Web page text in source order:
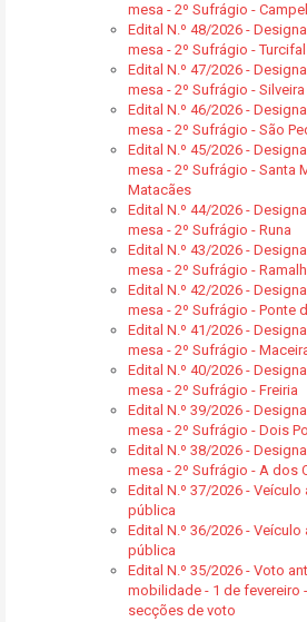
mesa - 2º Sufrágio -
Edital N.º 48/2026 -
mesa - 2º Sufrágio - Turcifal
Edital N.º 47/2026 -
mesa - 2º Sufrágio - Silveira
Edital N.º 46/2026 -
mesa - 2º Sufrágio - São
Edital N.º 45/2026 -
mesa - 2º Sufrágio - Santa
Matacães
Edital N.º 44/2026 -
mesa - 2º Sufrágio - Runa
Edital N.º 43/2026 -
mesa - 2º Sufrágio -
Edital N.º 42/2026 -
mesa - 2º Sufrágio - Ponte
Edital N.º 41/2026 -
mesa - 2º Sufrágio -
Edital N.º 40/2026 -
mesa - 2º Sufrágio - Freiria
Edital N.º 39/2026 -
mesa - 2º Sufrágio - Dois
Edital N.º 38/2026 -
mesa - 2º Sufrágio - A dos
Edital N.º 37/2026 -
pública
Edital N.º 36/2026 -
pública
Edital N.º 35/2026 - Voto
mobilidade - 1 de fevereiro
secções de voto